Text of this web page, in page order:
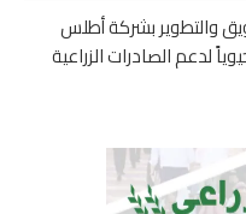
والتطوير بشركة أطلس
أطلقنا أكثر من 12 حلاً حيوياً لدعم الصادرات الزراعية